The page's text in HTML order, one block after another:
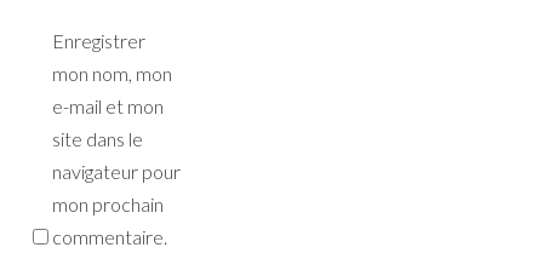
Enregistrer
mon nom, mon
e-mail et mon
site dans le
navigateur pour
mon prochain
commentaire.